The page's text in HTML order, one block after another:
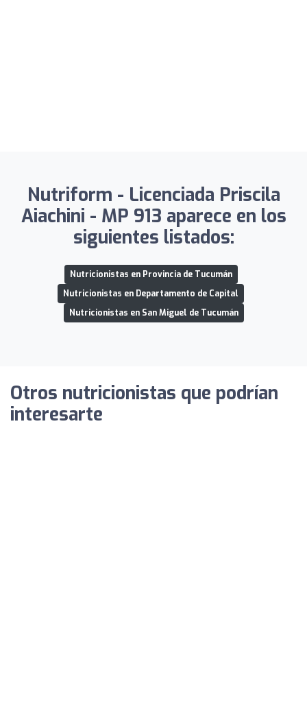
Nutriform - Licenciada Priscila
Aiachini - MP 913 aparece en los
siguientes listados:
Nutricionistas en Provincia de Tucumán
Nutricionistas en Departamento de Capital
Nutricionistas en San Miguel de Tucumán
Otros nutricionistas que podrían
interesarte